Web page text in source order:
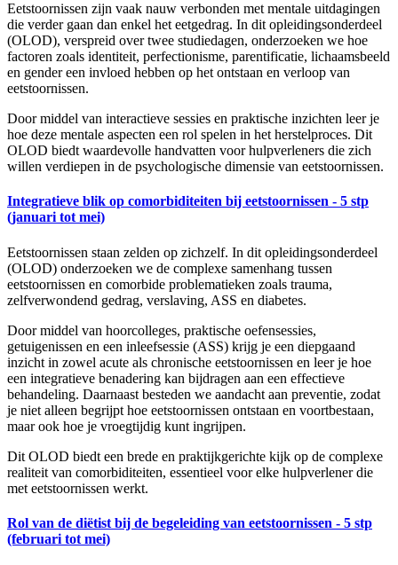
Eetstoornissen zijn vaak nauw verbonden met mentale uitdagingen
die verder gaan dan enkel het eetgedrag. In dit opleidingsonderdeel
(OLOD), verspreid over twee studiedagen, onderzoeken we hoe
factoren zoals identiteit, perfectionisme, parentificatie, lichaamsbeeld
en gender een invloed hebben op het ontstaan en verloop van
eetstoornissen.
Door middel van interactieve sessies en praktische inzichten leer je
hoe deze mentale aspecten een rol spelen in het herstelproces. Dit
OLOD biedt waardevolle handvatten voor hulpverleners die zich
willen verdiepen in de psychologische dimensie van eetstoornissen.
Integratieve blik op comorbiditeiten bij eetstoornissen - 5 stp
(januari tot mei)
Eetstoornissen staan zelden op zichzelf. In dit opleidingsonderdeel
(OLOD) onderzoeken we de complexe samenhang tussen
eetstoornissen en comorbide problematieken zoals trauma,
zelfverwondend gedrag, verslaving, ASS en diabetes.
Door middel van hoorcolleges, praktische oefensessies,
getuigenissen en een inleefsessie (ASS) krijg je een diepgaand
inzicht in zowel acute als chronische eetstoornissen en leer je hoe
een integratieve benadering kan bijdragen aan een effectieve
behandeling. Daarnaast besteden we aandacht aan preventie, zodat
je niet alleen begrijpt hoe eetstoornissen ontstaan en voortbestaan,
maar ook hoe je vroegtijdig kunt ingrijpen.
Dit OLOD biedt een brede en praktijkgerichte kijk op de complexe
realiteit van comorbiditeiten, essentieel voor elke hulpverlener die
met eetstoornissen werkt.
Rol van de diëtist bij de begeleiding van eetstoornissen - 5 stp
(februari tot mei)